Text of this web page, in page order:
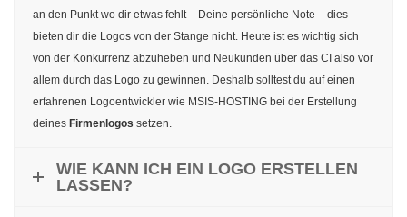
an den Punkt wo dir etwas fehlt – Deine persönliche Note – dies
bieten dir die Logos von der Stange nicht. Heute ist es wichtig sich
von der Konkurrenz abzuheben und Neukunden über das CI also vor
allem durch das Logo zu gewinnen. Deshalb solltest du auf einen
erfahrenen Logoentwickler wie MSIS-HOSTING bei der Erstellung
deines Firmenlogos setzen.
WIE KANN ICH EIN LOGO ERSTELLEN
LASSEN?